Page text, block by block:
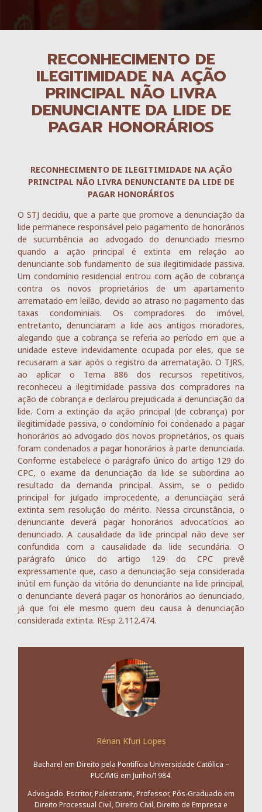
RECONHECIMENTO DE
ILEGITIMIDADE NA AÇÃO
PRINCIPAL NÃO LIVRA
DENUNCIANTE DA LIDE DE
PAGAR HONORÁRIOS
RECONHECIMENTO DE ILEGITIMIDADE NA AÇÃO
PRINCIPAL NÃO LIVRA DENUNCIANTE DA LIDE DE
PAGAR HONORÁRIOS
O STJ decidiu, que a parte que promove a denunciação da
lide permanece responsável pelo pagamento de honorários
de sucumbência ao advogado do denunciado mesmo
quando a ação principal é extinta em relação ao
denunciante sob fundamento de sua ilegitimidade passiva.
Um condomínio residencial entrou com ação de cobrança
contra os novos proprietários de um apartamento
arrematado em leilão, devido ao atraso no pagamento das
taxas condominiais. Os compradores do imóvel,
entretanto, denunciaram a lide aos antigos moradores,
alegando que a cobrança se referia ao período em que a
unidade esteve indevidamente ocupada por eles, que se
recusaram a sair após o registro da arrematação. O TJRS,
ao aplicar o Tema 886 dos recursos repetitivos,
reconheceu a ilegitimidade passiva dos compradores na
ação de cobrança e declarou prejudicada a denunciação da
lide. Com a extinção da ação principal (de cobrança) por
ilegitimidade passiva, o condomínio foi condenado a pagar
honorários ao advogado dos novos proprietários, os quais
foram condenados a pagar honorários à parte denunciada.
Conforme estabelece o parágrafo único do artigo 129 do
CPC, o exame da denunciação da lide se subordina ao
resultado da demanda principal. Assim, se o pedido
principal for julgado improcedente, a denunciação será
extinta sem resolução do mérito. Nessa circunstância, o
denunciante deverá pagar honorários advocatícios ao
denunciado. A causalidade da lide principal não deve ser
confundida com a causalidade da lide secundária. O
parágrafo único do artigo 129 do CPC prevê
expressamente que, caso a denunciação seja considerada
inútil em função da vitória do denunciante na lide principal,
o denunciante deverá pagar os honorários ao denunciado,
já que foi ele mesmo quem deu causa à denunciação
considerada extinta. REsp 2.112.474.
Rénan Kfuri Lopes
Bacharel em Direito pela Pontifícia Universidade Católica –
PUC/MG em Junho/1984.
Advogado, Escritor, Palestrante, Professor, Pós-Graduado em
Direito Processual Civil, Direito Civil, Direito de Empresa e